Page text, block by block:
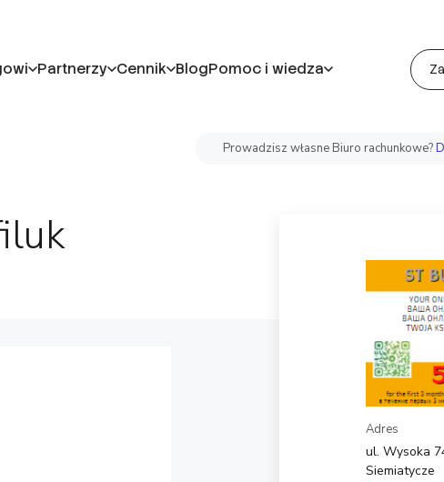
Partnerzy Cennik BlogPomoc i wiedza
Prowadzisz własne Biuro rachunkowe?
Adres
ul. Wysoka
Siemiatycze